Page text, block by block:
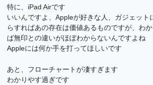
特に、iPad Airです
いいんですよ、Appleが好きな人、ガジェット
らすればあの存在は価値あるものですが、わ
ば無印との違いがほぼわからないんですよね
Appleには何か手を打ってほしいです
あと、フローチャートが凄すぎます
わかりやす過ぎです